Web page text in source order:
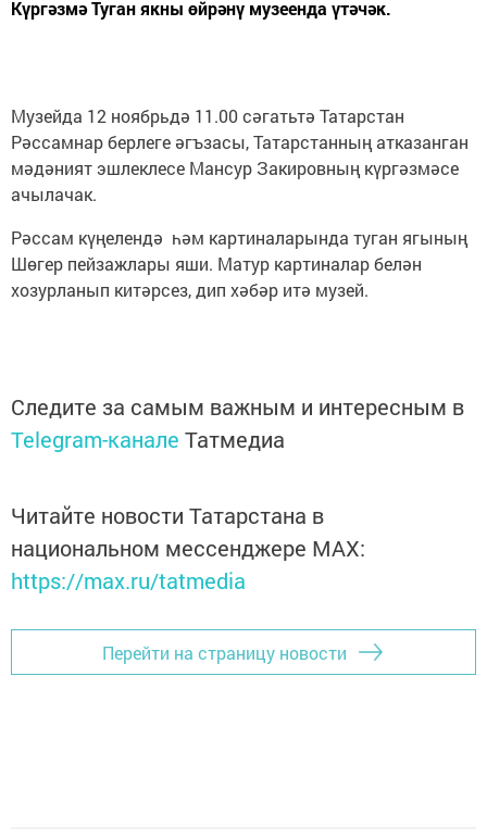
Күргәзмә Туган якны өйрәнү музеенда үтәчәк.
Музейда 12 ноябрьдә 11.00 сәгатьтә Татарстан
Рәссамнар берлеге әгъзасы, Татарстанның атказанган
мәдәният эшлеклесе Мансур Закировның күргәзмәсе
ачылачак.
Рәссам күңелендә һәм картиналарында туган ягының
Шөгер пейзажлары яши. Матур картиналар белән
хозурланып китәрсез, дип хәбәр итә музей.
Следите за самым важным и интересным в
Telegram-канале Татмедиа
Читайте новости Татарстана в
национальном мессенджере MАХ:
https://max.ru/tatmedia
Перейти на страницу новости